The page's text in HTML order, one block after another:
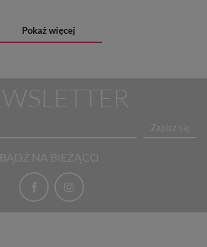
Pokaż więcej
Zapisz się
BĄDŹ NA BIEŻĄCO